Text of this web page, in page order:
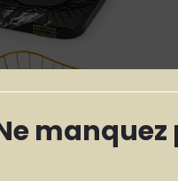
manquez